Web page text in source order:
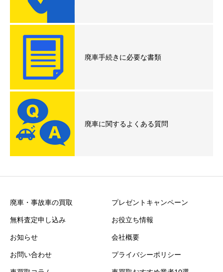
廃車手続きに必要な書類
廃車に関するよくある質問
廃車・事故車の買取
プレゼントキャンペーン
無料査定申し込み
お役立ち情報
お知らせ
会社概要
お問い合わせ
プライバシーポリシー